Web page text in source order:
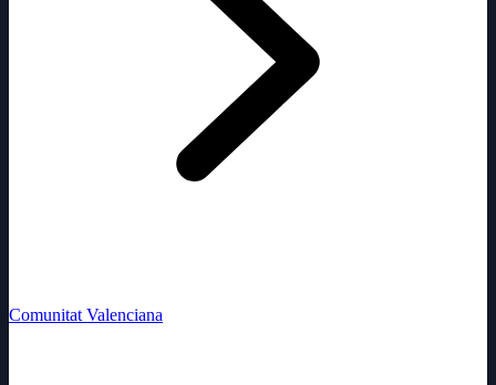
Comunitat Valenciana